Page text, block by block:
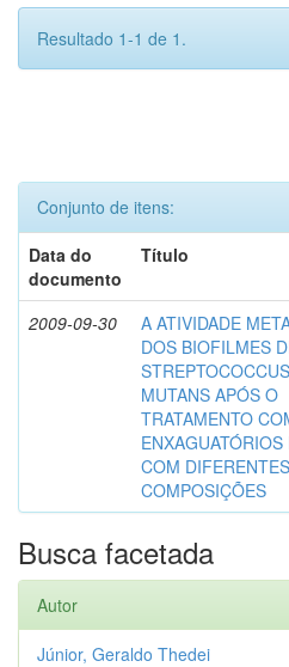
Resultado 1-1 de 1.
Conjunto de itens:
Data do
documento
Título
2009-09-30
A ATIVIDADE
DOS BIOFILMES
STREPTOCOCCUS
MUTANS APÓS O
TRATAMENTO
ENXAGUATÓRIOS
COM DIFERENTES
COMPOSIÇÕES
Busca facetada
Autor
Júnior, Geraldo Thedei